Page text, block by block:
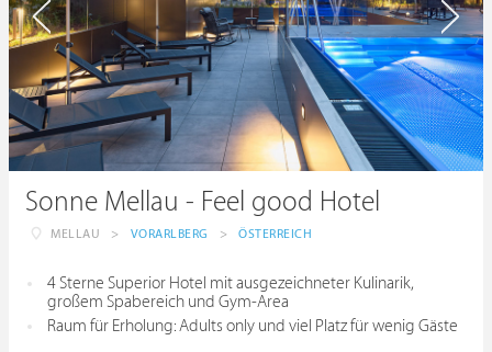
Sonne Mellau - Feel good Hotel
MELLAU > VORARLBERG > ÖSTERREICH
4 Sterne Superior Hotel mit ausgezeichneter Kulinarik,
großem Spabereich und Gym-Area
Raum für Erholung: Adults only und viel Platz für wenig Gäste